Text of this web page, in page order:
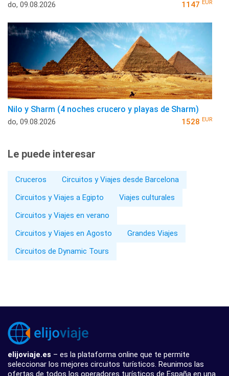
do, 09.08.2026 1147 EUR
Nilo y Sharm (4 noches crucero y playas de Sharm)
do, 09.08.2026 1528 EUR
Le puede interesar
Cruceros
Circuitos y Viajes desde Barcelona
Circuitos y Viajes a Egipto
Viajes culturales
Circuitos y Viajes en verano
Circuitos y Viajes en Agosto
Grandes Viajes
Circuitos de Dynamic Tours
elijoviaje.es – es la plataforma online que te permite
seleccionar los mejores circuitos turísticos. Reunimos las
ofertas de todos los operadores turísticos de España en una